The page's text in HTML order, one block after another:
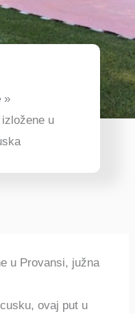
u
u Provansi, južna
ovaj put u